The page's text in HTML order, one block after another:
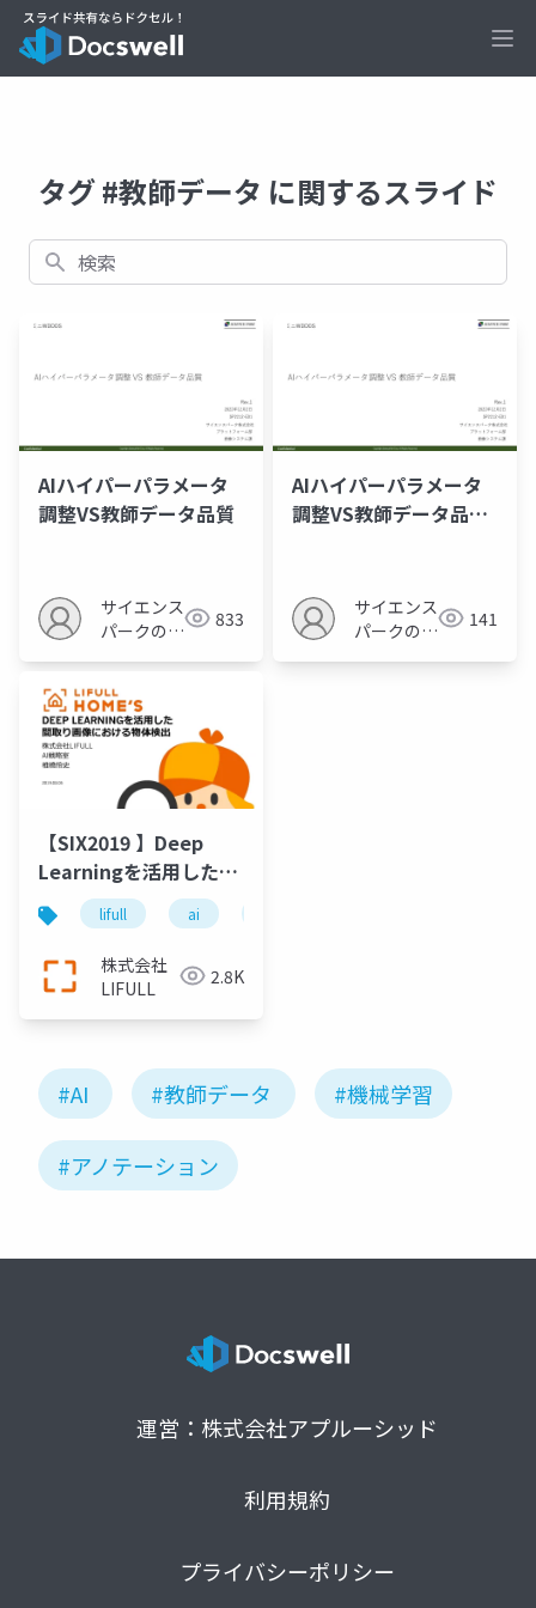
タグ #教師データ に関するスライド
検索
AIハイパーパラメータ
調整VS教師データ品質
サイエンス
パークの勉
833
AIハイパーパラメータ
調整VS教師データ品質
サイエンス
パークの勉
141
【SIX2019 】Deep
Learningを活用した間
取り画像における物体
検出
lifull ai
株式会社
LIFULL
2.8K
#AI #教師データ #機械学習
#アノテーション
運営：株式会社アプルーシッド
利用規約
プライバシーポリシー